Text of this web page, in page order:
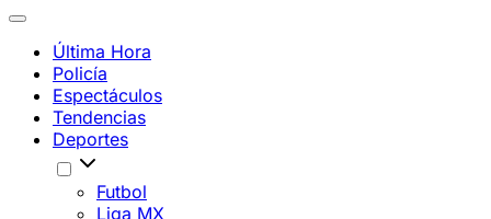
Última Hora
Policía
Espectáculos
Tendencias
Deportes
Futbol
Liga MX